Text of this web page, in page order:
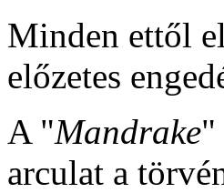
Minden ettől
előzetes
A "Mandrake"
arculat a